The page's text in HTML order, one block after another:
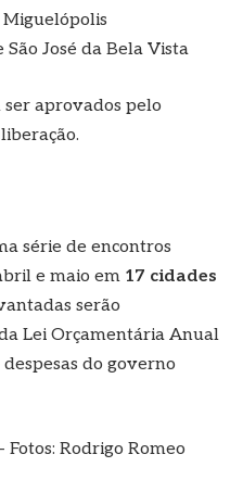
São José da Bela Vista
ser aprovados pelo
série de encontros
e maio em 17 cidades
serão
Lei Orçamentária Anual
do governo
Rodrigo Romeo